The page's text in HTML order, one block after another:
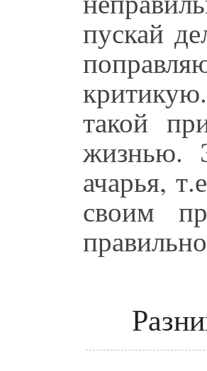
пускай
такой
жизнью.
ачарья,
своим